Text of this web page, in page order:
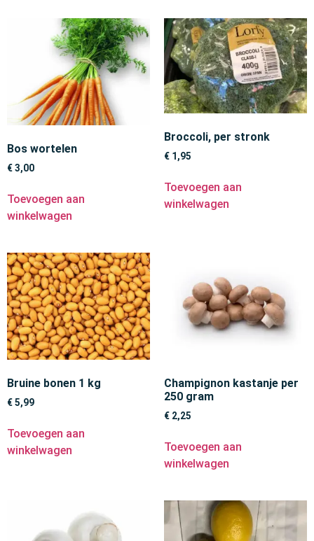
Bos wortelen
€3,00
Toevoegen aan
winkelwagen
Broccoli, per stronk
€ 1,95
Toevoegen aan
winkelwagen
Bruine bonen 1 kg
€5,99
Toevoegen aan
winkelwagen
Champignon kastanje per
250 gram
€ 2,25
Toevoegen aan
winkelwagen